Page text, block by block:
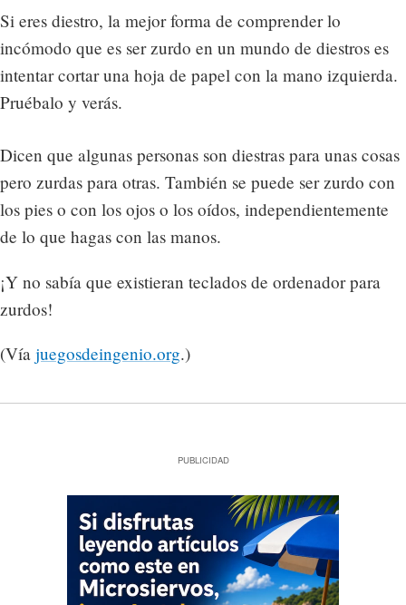
Si eres diestro, la mejor forma de comprender lo
incómodo que es ser zurdo en un mundo de diestros es
intentar cortar una hoja de papel con la mano izquierda.
Pruébalo y verás.
Dicen que algunas personas son diestras para unas cosas
pero zurdas para otras. También se puede ser zurdo con
los pies o con los ojos o los oídos, independientemente
de lo que hagas con las manos.
¡Y no sabía que existieran teclados de ordenador para
zurdos!
(Vía juegosdeingenio.org.)
PUBLICIDAD